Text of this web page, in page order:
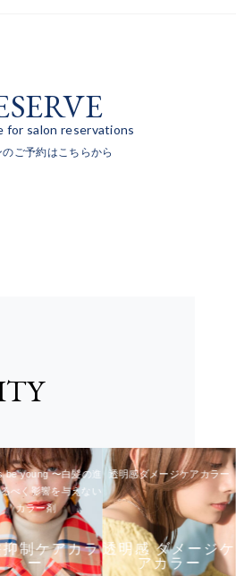
for salon reservations
ご予約はこちらから
be young 〜白髪の進
べく影響を与えない
カラー剤
制ケアカラ
ー
透明感ダメージケアカラー
透明感 ダメージケ
アカラー